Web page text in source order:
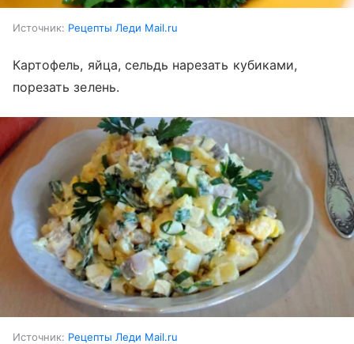
Источник: Рецепты Леди Mail.ru
Картофель, яйца, сельдь нарезать кубиками,
порезать зелень.
Источник: Рецепты Леди Mail.ru